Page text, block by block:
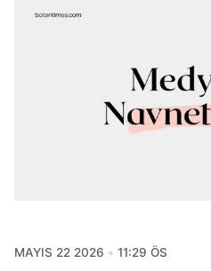
MAYIS 22 2026
11:29 ÖS